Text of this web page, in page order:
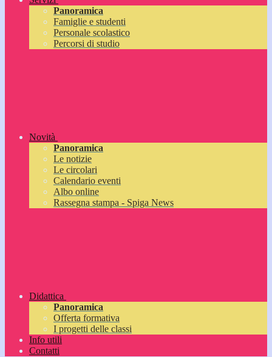
Panoramica
Famiglie e studenti
Personale scolastico
Percorsi di studio
Novità
Panoramica
Le notizie
Le circolari
Calendario eventi
Albo online
Rassegna stampa - Spiga News
Didattica
Panoramica
Offerta formativa
I progetti delle classi
Info utili
Contatti